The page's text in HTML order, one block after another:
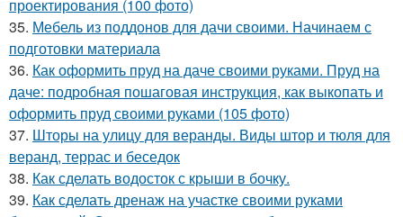
проектирования (100 фото)
35. Мебель из поддонов для дачи своими. Начинаем с
подготовки материала
36. Как оформить пруд на даче своими руками. Пруд на
даче: подробная пошаговая инструкция, как выкопать и
оформить пруд своими руками (105 фото)
37. Шторы на улицу для веранды. Виды штор и тюля для
веранд, террас и беседок
38. Как сделать водосток с крыши в бочку.
39. Как сделать дренаж на участке своими руками